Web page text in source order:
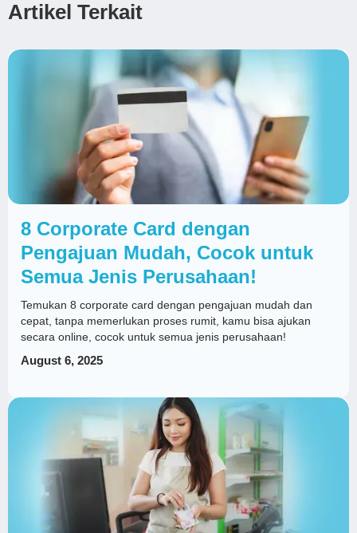
Artikel Terkait
8 Corporate Card dengan
Pengajuan Mudah, Cocok untuk
Semua Jenis Perusahaan!
Temukan 8 corporate card dengan pengajuan mudah dan
cepat, tanpa memerlukan proses rumit, kamu bisa ajukan
secara online, cocok untuk semua jenis perusahaan!
August 6, 2025